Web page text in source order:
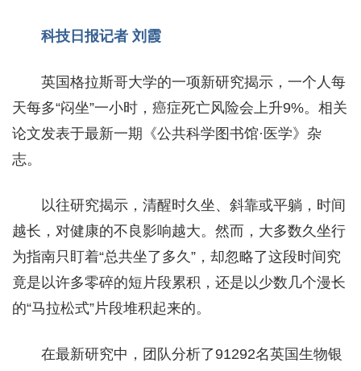
科技日报记者 刘霞
英国格拉斯哥大学的一项新研究揭示，一个人每
天每多“闷坐”一小时，癌症死亡风险会上升9%。相关
论文发表于最新一期《公共科学图书馆·医学》杂
志。
以往研究揭示，清醒时久坐、斜靠或平躺，时间
越长，对健康的不良影响越大。然而，大多数久坐行
为指南只盯着“总共坐了多久”，却忽略了这段时间究
竟是以许多零碎的短片段累积，还是以少数几个漫长
的“马拉松式”片段堆积起来的。
在最新研究中，团队分析了91292名英国生物银